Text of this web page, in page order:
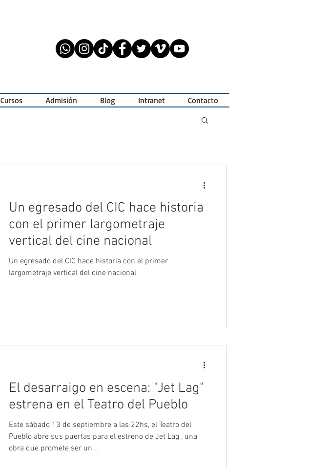
Cursos Admisión Blog Intranet Contacto
Un egresado del CIC hace historia
con el primer largometraje
vertical del cine nacional
Un egresado del CIC hace historia con el primer
largometraje vertical del cine nacional
El desarraigo en escena: "Jet Lag"
estrena en el Teatro del Pueblo
Este sábado 13 de septiembre a las 22hs, el Teatro del
Pueblo abre sus puertas para el estreno de Jet Lag , una
obra que promete ser un...